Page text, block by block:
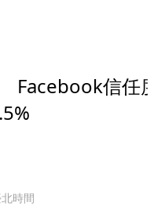
Facebook信任
時間